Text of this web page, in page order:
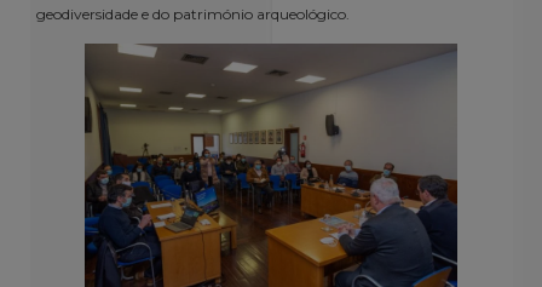
geodiversidade e do património arqueológico.